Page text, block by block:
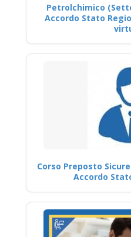
Petrolchimico
Accordo Stato
Corso Preposto
Accordo